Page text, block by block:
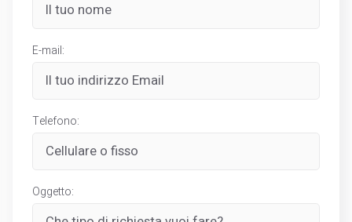
E-mail:
Telefono:
Oggetto: